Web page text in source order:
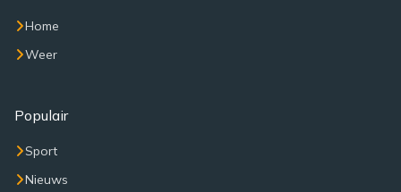
Home
Weer
Populair
Sport
Nieuws